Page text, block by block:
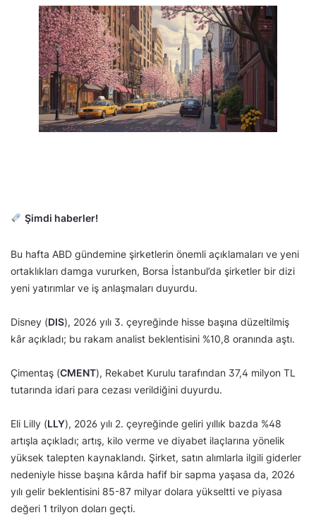
Şimdi haberler!
Bu hafta ABD gündemine şirketlerin önemli açıklamaları ve yeni
ortaklıkları damga vururken, Borsa İstanbul’da şirketler bir dizi
yeni yatırımlar ve iş anlaşmaları duyurdu.
Disney (DIS), 2026 yılı 3. çeyreğinde hisse başına düzeltilmiş
kâr açıkladı; bu rakam analist beklentisini %10,8 oranında aştı.
Çimentaş (CMENT), Rekabet Kurulu tarafından 37,4 milyon TL
tutarında idari para cezası verildiğini duyurdu.
Eli Lilly (LLY), 2026 yılı 2. çeyreğinde geliri yıllık bazda %48
artışla açıkladı; artış, kilo verme ve diyabet ilaçlarına yönelik
yüksek talepten kaynaklandı. Şirket, satın alımlarla ilgili giderler
nedeniyle hisse başına kârda hafif bir sapma yaşasa da, 2026
yılı gelir beklentisini 85-87 milyar dolara yükseltti ve piyasa
değeri 1 trilyon doları geçti.